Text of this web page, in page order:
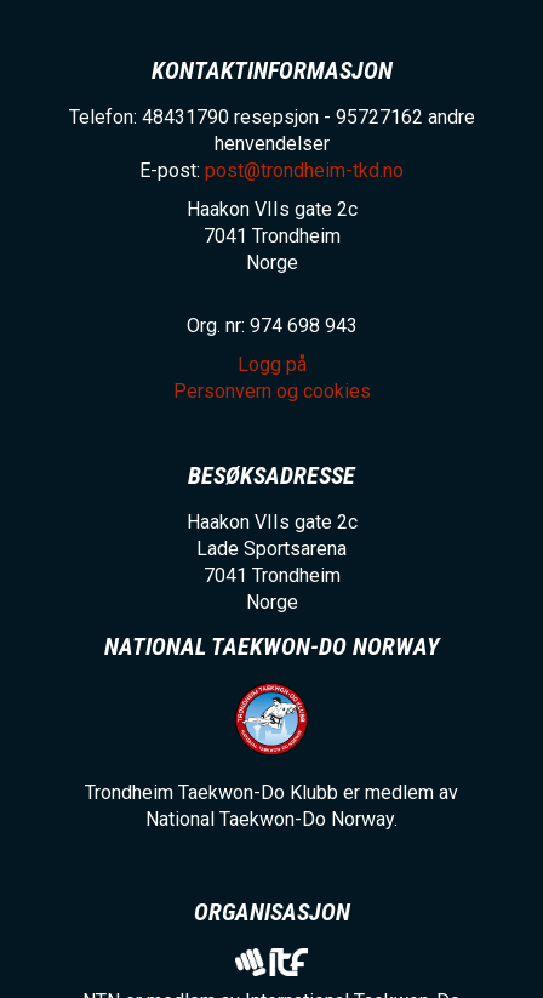
KONTAKTINFORMASJON
Telefon: 48431790 resepsjon - 95727162 andre
henvendelser
E-post: post@trondheim-tkd.no
Haakon VIIs gate 2c
7041 Trondheim
Norge
Org. nr: 974 698 943
Logg på
Personvern og cookies
BESØKSADRESSE
Haakon VIIs gate 2c
Lade Sportsarena
7041 Trondheim
Norge
NATIONAL TAEKWON-DO NORWAY
Trondheim Taekwon-Do Klubb er medlem av
National Taekwon-Do Norway.
ORGANISASJON